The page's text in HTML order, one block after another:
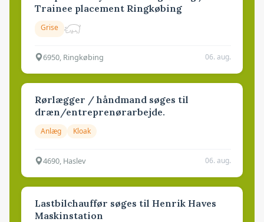
Trainee placement Ringkøbing
Grise
6950, Ringkøbing 06. aug.
Rørlægger / håndmand søges til
dræn/entreprenørarbejde.
Anlæg Kloak
4690, Haslev 06. aug.
Lastbilchauffør søges til Henrik Haves
Maskinstation